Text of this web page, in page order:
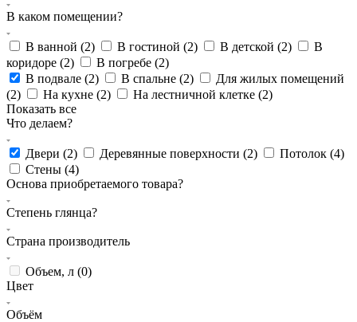
В каком помещении?
В ванной (2) В гостиной (2) В детской (2)
В
коридоре (2) В погребе (2)
В подвале (2) В спальне (2)
Для жилых помещений
(2) На кухне (2) На лестничной клетке (2)
Показать все
Что делаем?
Двери (2) Деревянные поверхности (2) Потолок (4)
Стены (4)
Основа приобретаемого товара?
Степень глянца?
Страна производитель
Объем, л (0)
Цвет
Объём